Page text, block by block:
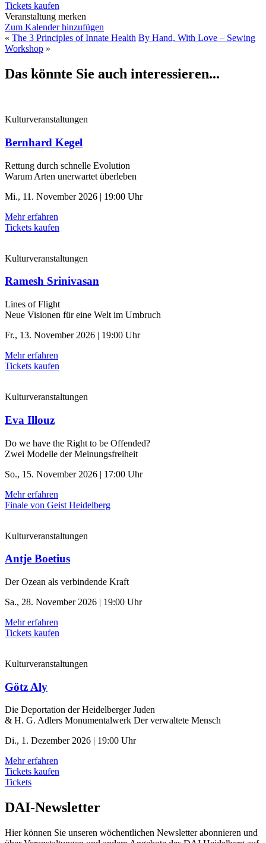
Tickets kaufen
Veranstaltung merken
Zum Kalender hinzufügen
« The 3 Principles of Innate Health By Hand, With Love – Sewing
Workshop »
Das könnte Sie auch interessieren...
Kulturveranstaltungen
Bernhard Kegel
Rettung durch schnelle ­Evolution
Warum Arten unerwartet überleben
Mi., 11. November 2026 | 19:00 Uhr
Mehr erfahren
Tickets kaufen
Kulturveranstaltungen
Ramesh Srinivasan
Lines of Flight
Neue Visionen für eine Welt im Umbruch
Fr., 13. November 2026 | 19:00 Uhr
Mehr erfahren
Tickets kaufen
Kulturveranstaltungen
Eva Illouz
Do we have the Right to be Offended?
Zwei Modelle der Meinungsfreiheit
So., 15. November 2026 | 17:00 Uhr
Mehr erfahren
Finale von Geist Heidelberg
Kulturveranstaltungen
Antje Boetius
Der Ozean als verbindende Kraft
Sa., 28. November 2026 | 19:00 Uhr
Mehr erfahren
Tickets kaufen
Kulturveranstaltungen
Götz Aly
Die Deportation der ­Heidelberger Juden
& H. G. Adlers Monumentalwerk Der verwaltete Mensch
Di., 1. Dezember 2026 | 19:00 Uhr
Mehr erfahren
Tickets kaufen
Tickets
DAI-Newsletter
Hier können Sie unseren wöchentlichen Newsletter abonnieren und